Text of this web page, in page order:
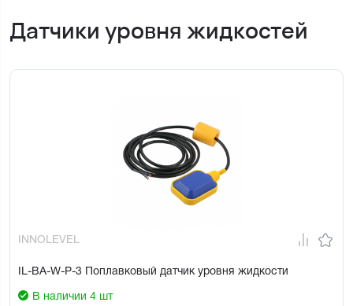
Датчики уровня жидкостей
INNOLEVEL
IL-BA-W-P-3 Поплавковый датчик уровня жидкости
В наличии 4 шт